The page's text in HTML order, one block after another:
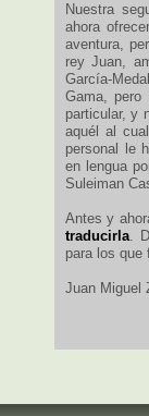
Nuestra
ahora
aventura,
rey Juan,
García-
Gama,
particular, y
aquél al
personal le
en lengua
Suleiman
Antes y
traducirla.
para los que
Juan Miguel